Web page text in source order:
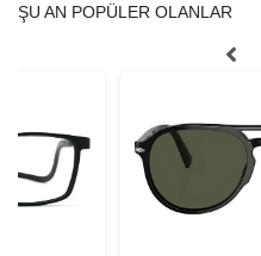
ŞU AN POPÜLER OLANLAR